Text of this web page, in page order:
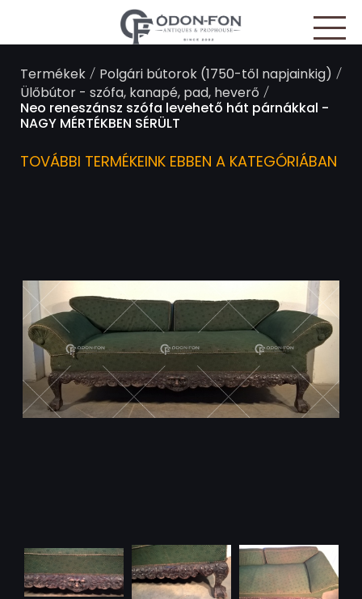
Termékek/ Polgári bútorok (1750-től napjainkig) /
Ülőbútor - szófa, kanapé, pad, heverő /
Neo reneszánsz szófa levehető hát párnákkal -
NAGY MÉRTÉKBEN SÉRÜLT
TOVÁBBI TERMÉKEINK EBBEN A KATEGÓRIÁBAN